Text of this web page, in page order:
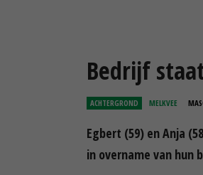
Bedrijf
ACHTERGROND MELKVEE
Egbert (59) en Anja
in overname van hun